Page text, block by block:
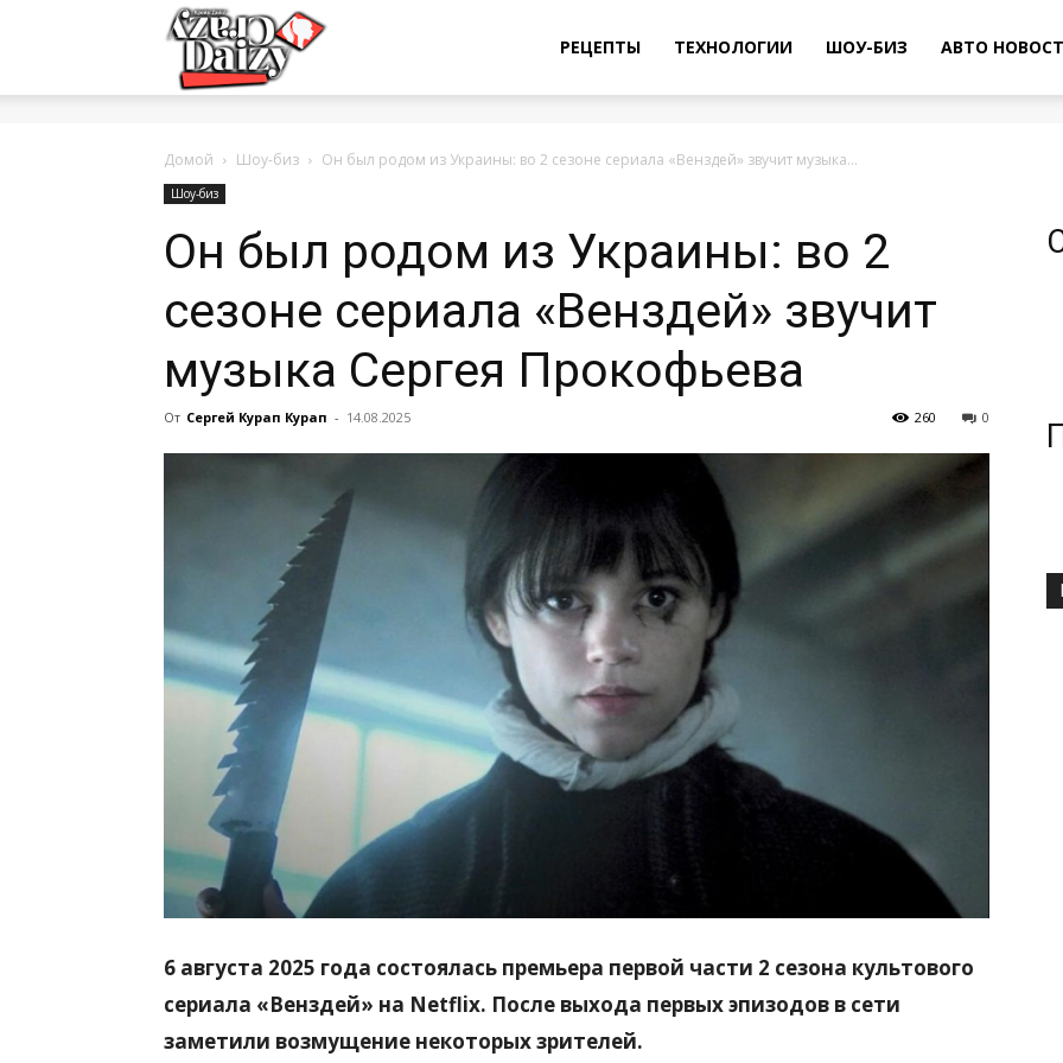
сумашедшие
новости
обо
всем
РЕЦЕПТЫ ТЕХНОЛОГИИ ШОУ-БИЗ АВТО
Домой Шоу-биз Он был родом из Украины: во 2 сезоне сериала «Венздей» звучит музыка...
Шоу-биз
Он был родом из Украины: во 2
сезоне сериала «Венздей» звучит
музыка Сергея Прокофьева
От Сергей Курап Курап - 14.08.2025 0
260
6 августа 2025 года состоялась премьера первой части 2 сезона культового
сериала «Венздей» на Netflix. После выхода первых эпизодов в сети
заметили возмущение некоторых зрителей.